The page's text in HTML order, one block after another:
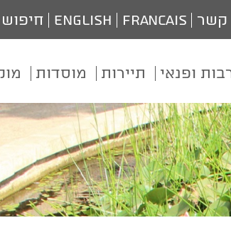
קשר Francais
English
ופנאי תיירות מוסדות